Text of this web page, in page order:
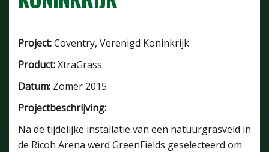
Project:Coventry, Verenigd Koninkrijk
Product:XtraGrass
Datum: Zomer 2015
Projectbeschrijving:
Na de tijdelijke installatie van een natuurgrasveld in
de Ricoh Arena werd GreenFields geselecteerd om